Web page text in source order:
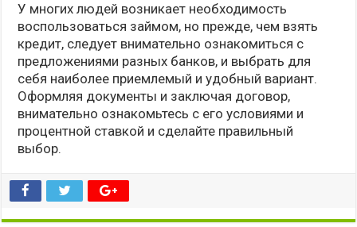
У многих людей возникает необходимость
воспользоваться займом, но прежде, чем взять
кредит, следует внимательно ознакомиться с
предложениями разных банков, и выбрать для
себя наиболее приемлемый и удобный вариант.
Оформляя документы и заключая договор,
внимательно ознакомьтесь с его условиями и
процентной ставкой и сделайте правильный
выбор.